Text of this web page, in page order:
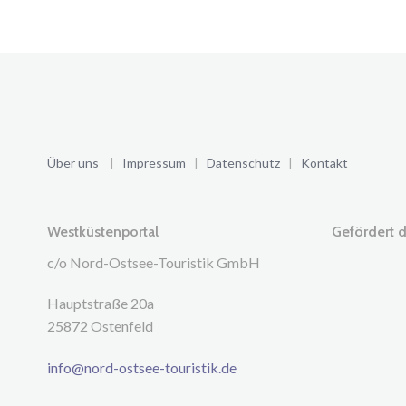
Über uns | Impressum | Datenschutz | Kontakt
Westküstenportal
c/o Nord-Ostsee-Touristik GmbH
Hauptstraße 20a
25872 Ostenfeld
info@nord-ostsee-touristik.de
Gefördert